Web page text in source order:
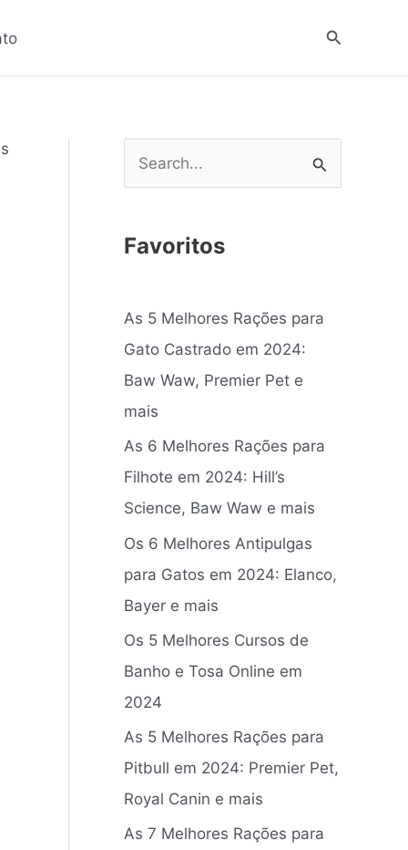
Pesquisar
i
s
a
r
p
o
r
:
Favoritos
As 5 Melhores Rações para
Gato Castrado em 2024:
Baw Waw, Premier Pet e
mais
As 6 Melhores Rações para
Filhote em 2024: Hill’s
Science, Baw Waw e mais
Os 6 Melhores Antipulgas
para Gatos em 2024: Elanco,
Bayer e mais
Os 5 Melhores Cursos de
Banho e Tosa Online em
2024
As 5 Melhores Rações para
Pitbull em 2024: Premier Pet,
Royal Canin e mais
As 7 Melhores Rações para